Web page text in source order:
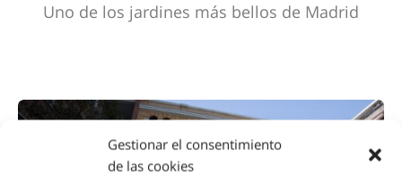
Gestionar el consentimiento
de las cookies
Uno de los jardines más bellos de Madrid